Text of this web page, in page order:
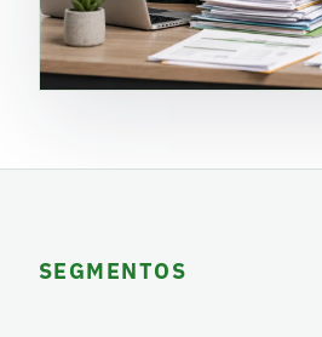
SEGMENTOS